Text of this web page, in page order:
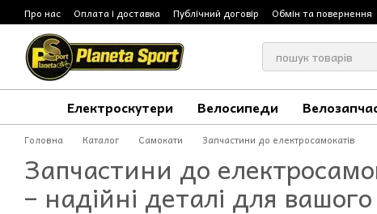
Перейти до основного контенту
Про нас Оплата і доставка Публічний договір Обмін та повернення
Електроскутери Велосипеди
Головна Каталог Самокати Запчастини до електросамокатів
Запчастини до
– надійні деталі для вашого